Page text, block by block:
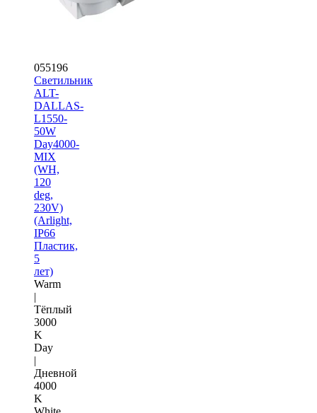
055196
Светильник
ALT-
DALLAS-
L1550-
50W
Day4000-
MIX
(WH,
120
deg,
230V)
(Arlight,
IP66
Пластик,
5
лет)
Warm
|
Тёплый
3000
K
Day
|
Дневной
4000
K